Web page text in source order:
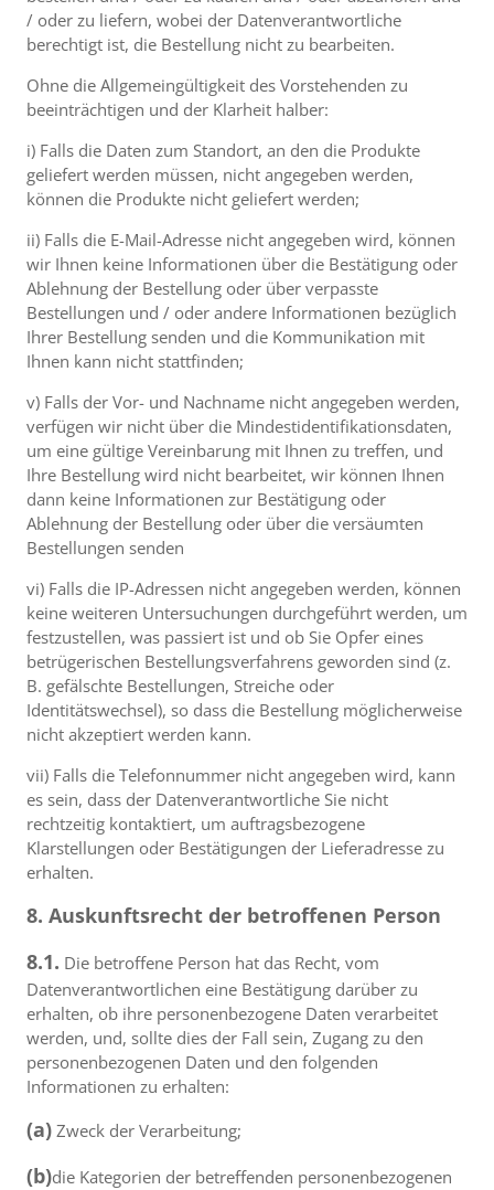
/ oder zu liefern, wobei der Datenverantwortliche
berechtigt ist, die Bestellung nicht zu bearbeiten.
Ohne die Allgemeingültigkeit des Vorstehenden zu
beeinträchtigen und der Klarheit halber:
i) Falls die Daten zum Standort, an den die Produkte
geliefert werden müssen, nicht angegeben werden,
können die Produkte nicht geliefert werden;
ii) Falls die E-Mail-Adresse nicht angegeben wird, können
wir Ihnen keine Informationen über die Bestätigung oder
Ablehnung der Bestellung oder über verpasste
Bestellungen und / oder andere Informationen bezüglich
Ihrer Bestellung senden und die Kommunikation mit
Ihnen kann nicht stattfinden;
v) Falls der Vor- und Nachname nicht angegeben werden,
verfügen wir nicht über die Mindestidentifikationsdaten,
um eine gültige Vereinbarung mit Ihnen zu treffen, und
Ihre Bestellung wird nicht bearbeitet, wir können Ihnen
dann keine Informationen zur Bestätigung oder
Ablehnung der Bestellung oder über die versäumten
Bestellungen senden
vi) Falls die IP-Adressen nicht angegeben werden, können
keine weiteren Untersuchungen durchgeführt werden, um
festzustellen, was passiert ist und ob Sie Opfer eines
betrügerischen Bestellungsverfahrens geworden sind (z.
B. gefälschte Bestellungen, Streiche oder
Identitätswechsel), so dass die Bestellung möglicherweise
nicht akzeptiert werden kann.
vii) Falls die Telefonnummer nicht angegeben wird, kann
es sein, dass der Datenverantwortliche Sie nicht
rechtzeitig kontaktiert, um auftragsbezogene
Klarstellungen oder Bestätigungen der Lieferadresse zu
erhalten.
8. Auskunftsrecht der betroffenen Person
8.1. Die betroffene Person hat das Recht, vom
Datenverantwortlichen eine Bestätigung darüber zu
erhalten, ob ihre personenbezogene Daten verarbeitet
werden, und, sollte dies der Fall sein, Zugang zu den
personenbezogenen Daten und den folgenden
Informationen zu erhalten:
(a) Zweck der Verarbeitung;
(b)die Kategorien der betreffenden personenbezogenen